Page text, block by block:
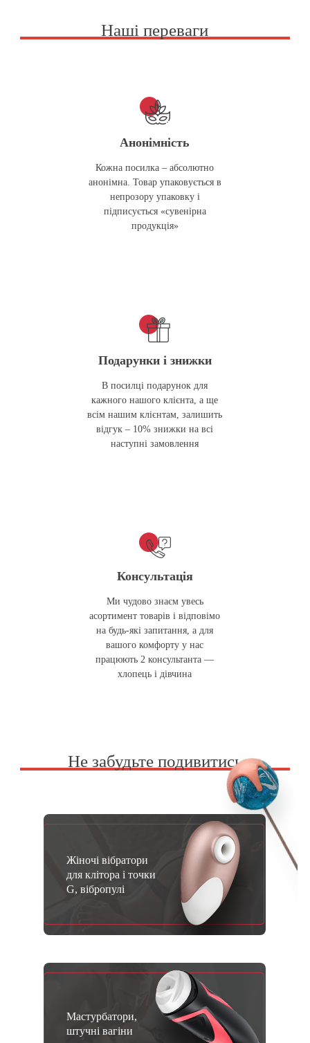
Наші переваги
Анонімність
Кожна посилка – абсолютно
анонімна. Товар упаковується в
непрозору упаковку і
підписується «сувенірна
продукція»
Подарунки і знижки
В посилці подарунок для
кажного нашого клієнта, а ще
всім нашим клієнтам, залишить
відгук – 10% знижки на всі
наступні замовлення
Консультація
Ми чудово знаєм увесь
асортимент товарів і відповімо
на будь-які запитання, а для
вашого комфорту у нас
працюють 2 консультанта —
хлопець і дівчина
Не забудьте подивитись
Жіночі вібратори
для клітора і точки
G, вібропулі
Мастурбатори,
штучні вагіни